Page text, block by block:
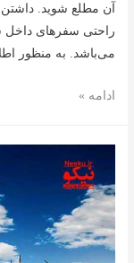
آن مطلع شوید. داشتن
راحتی سفرهای داخل
می‌باشد. به منظور
مراکز
ادامه »